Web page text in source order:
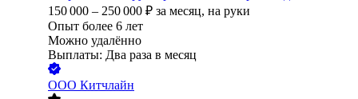
150 000 – 250 000 ₽ за месяц, на руки
Опыт более 6 лет
Можно удалённо
Выплаты: Два раза в месяц
ООО Китчлайн